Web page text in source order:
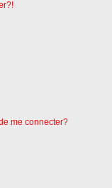
me connecter?